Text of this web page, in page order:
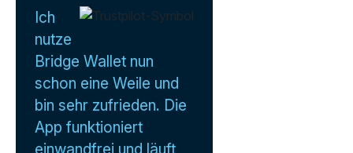
Ich
nutze
Bridge Wallet nun
schon eine Weile und
bin sehr zufrieden. Die
App funktioniert
einwandfrei und läuft